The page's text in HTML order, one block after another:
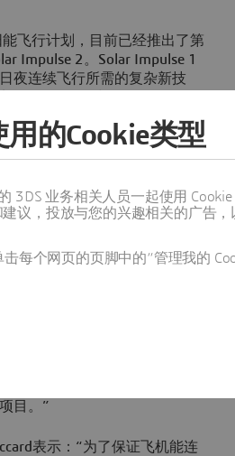
飞行计划，目前已经推出了第
Impulse 2。Solar Impulse 1
夜连续飞行所需的复杂新技
现2015年环球飞行的目标。据
平台，包括CATIA和ENOVIA软
公开亮相，并于6月成功试
的全新挑战和权衡分析，包括
的限重要求。为了满足飞行员
、舒适性兼备且易于操纵的机
起就开始采用达索系统的软
创造出了一个又一个的里程
表示：“一个世纪以
，将理念变为现实，创造新的
些‘不可能的任务’不断实现。
精神，结合21世纪的科技，例
目。”
表示：“为了保证飞机能连
的Cookie类型
3DS 业务相关人员一起使用
议，投放与您的兴趣相关的广告，
每个网页的页脚中的“管理我的